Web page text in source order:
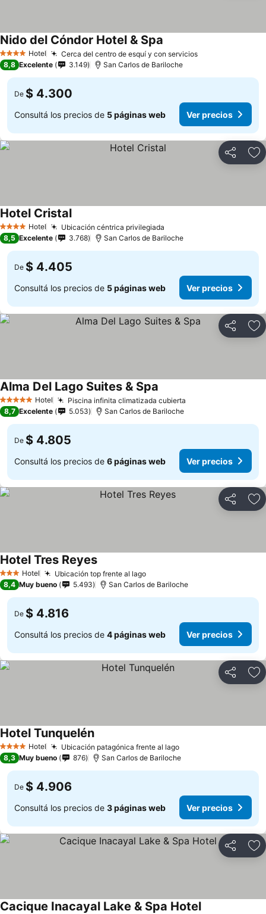
4 EstrellasHotel Cerca del centro de esquí y con servicios
Nido del Cóndor Hotel & Spa
8,8 Excelente 3.149 San Carlos de Bariloche
De $ 4.300
Consultá los precios de 5 páginas web Ver precios
Compartir
4 EstrellasHotel Ubicación céntrica privilegiada
Hotel Cristal
8,5 Excelente 3.768 San Carlos de Bariloche
De $ 4.405
Consultá los precios de 5 páginas web Ver precios
Compartir
5 Estrellas Hotel Piscina infinita climatizada cubierta
Alma Del Lago Suites & Spa
8,7 Excelente 5.053 San Carlos de Bariloche
De $ 4.805
Consultá los precios de 6 páginas web Ver precios
Compartir
3 Estrellas
Hotel Ubicación top frente al lago
Hotel Tres Reyes
8,4 Muy bueno 5.493 San Carlos de Bariloche
De $ 4.816
Consultá los precios de 4 páginas web Ver precios
Compartir
4 EstrellasHotel Ubicación patagónica frente al lago
Hotel Tunquelén
8,3 Muy bueno 876 San Carlos de Bariloche
De $ 4.906
Consultá los precios de 3 páginas web Ver precios
Compartir
Cacique Inacayal Lake & Spa Hotel